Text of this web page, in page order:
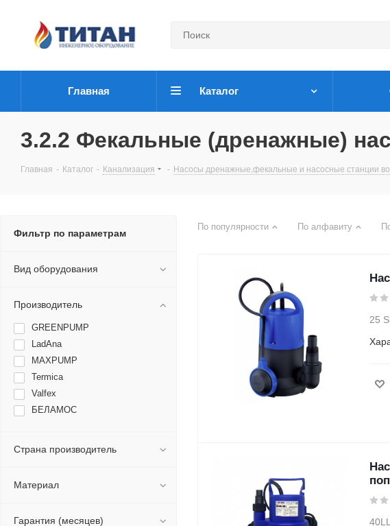
Главная Каталог
3.2.2 Фекальные (дренажные)
Главная - Каталог - Канализация - Насосы дренажные,фекальные и насосные станции
По популярности По алфавиту
25
40LL
Фильтр по параметрам
Вид оборудования
Производитель
GREENPUMP
LadAna
MAXPUMP
Termica
Valfex
БЕЛАМОС
Страна производитель
Материал
Гарантия (месяцев)